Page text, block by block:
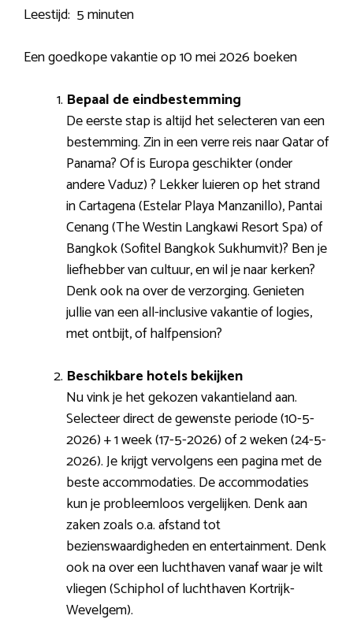
Leestijd: 5 minuten
Een goedkope vakantie op 10 mei 2026 boeken
Bepaal de eindbestemming
De eerste stap is altijd het selecteren van een
bestemming. Zin in een verre reis naar Qatar of
Panama? Of is Europa geschikter (onder
andere Vaduz) ? Lekker luieren op het strand
in Cartagena (Estelar Playa Manzanillo), Pantai
Cenang (The Westin Langkawi Resort Spa) of
Bangkok (Sofitel Bangkok Sukhumvit)? Ben je
liefhebber van cultuur, en wil je naar kerken?
Denk ook na over de verzorging. Genieten
jullie van een all-inclusive vakantie of logies,
met ontbijt, of halfpension?
Beschikbare hotels bekijken
Nu vink je het gekozen vakantieland aan.
Selecteer direct de gewenste periode (10-5-
2026) + 1 week (17-5-2026) of 2 weken (24-5-
2026). Je krijgt vervolgens een pagina met de
beste accommodaties. De accommodaties
kun je probleemloos vergelijken. Denk aan
zaken zoals o.a. afstand tot
bezienswaardigheden en entertainment. Denk
ook na over een luchthaven vanaf waar je wilt
vliegen (Schiphol of luchthaven Kortrijk-
Wevelgem).